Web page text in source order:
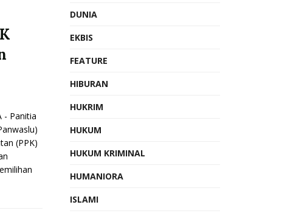
- Panitia
(PPK)
DUNIA
EKBIS
FEATURE
HIBURAN
HUKRIM
HUKUM
HUKUM KRIMINAL
HUMANIORA
ISLAMI